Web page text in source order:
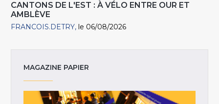
CANTONS DE L'EST : À VÉLO ENTRE OUR ET
AMBLÈVE
FRANCOIS.DETRY le 06/08/2026
MAGAZINE PAPIER